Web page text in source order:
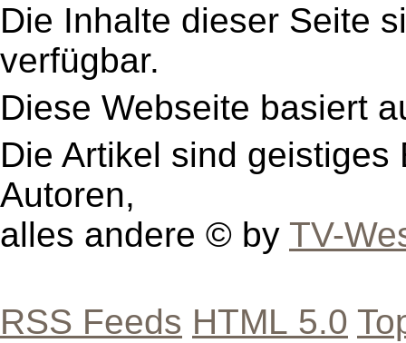
Die Inhalte dieser Seite
verfügbar.
Diese Webseite basiert
Die Artikel sind
Autoren,
alles andere © by TV-
RSS Feeds HTML 5.0